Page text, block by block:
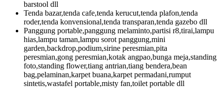
barstool dll
Tenda bazar,tenda cafe,tenda kerucut,tenda plafon,tenda
roder,tenda konvensional,tenda transparan,tenda gazebo dll
Panggung portable,panggung melaminto,partisi r8,tirai,lampu
hias,lampu taman,lampu sorot panggung,mini
garden,backdrop,podium,sirine peresmian,pita
peresmian,gong peresmian,kotak angpao,bunga meja,standing
foto,standing flower,tiang antrian,tiang bendera,bean
bag,pelaminan,karpet buana,karpet permadani,rumput
sintetis,wastafel portable,misty fan,toilet portable dll